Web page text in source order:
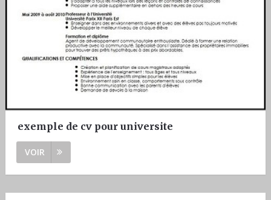
exemple de cv pour universite
VOIR